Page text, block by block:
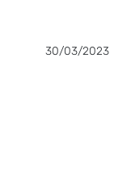
30/03/2023